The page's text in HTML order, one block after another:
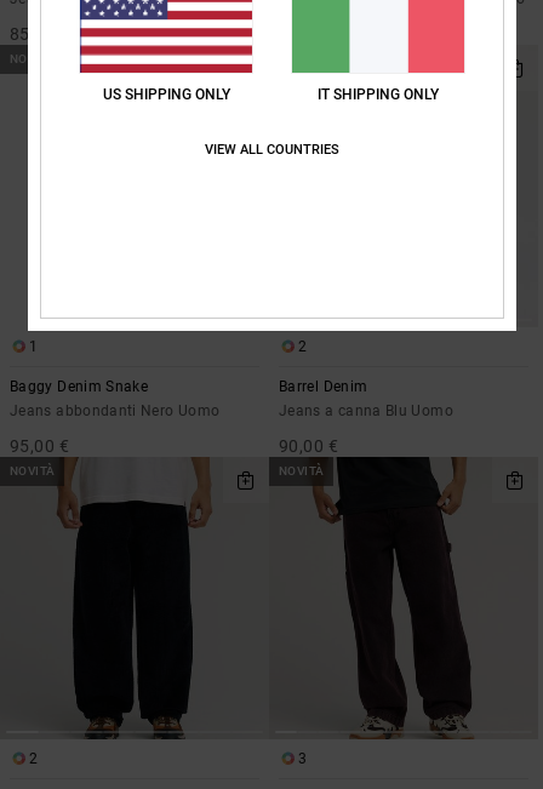
85,00 €
NOVITÀ
1
Baggy Denim Snake
Jeans abbondanti Nero Uomo
95,00 €
2
Barrel Denim
Jeans a canna Blu Uomo
90,00 €
NOVITÀ
2
NOVITÀ
3
US SHIPPING ONLY IT SHIPPING ONLY
VIEW ALL COUNTRIES